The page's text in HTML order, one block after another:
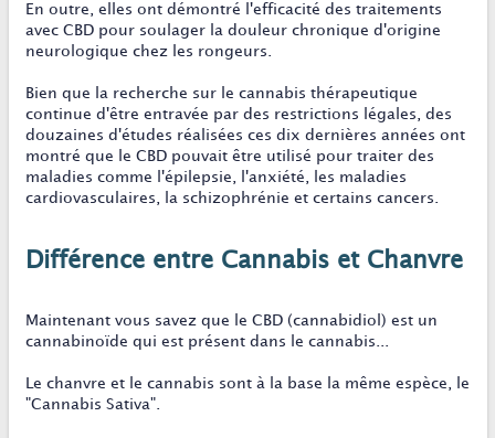
En outre, elles ont démontré l'efficacité des traitements
avec CBD pour soulager la douleur chronique d'origine
neurologique chez les rongeurs.
Bien que la recherche sur le cannabis thérapeutique
continue d'être entravée par des restrictions légales, des
douzaines d'études réalisées ces dix dernières années ont
montré que le CBD pouvait être utilisé pour traiter des
maladies comme l'épilepsie, l'anxiété, les maladies
cardiovasculaires, la schizophrénie et certains cancers.
Différence entre Cannabis et Chanvre
Maintenant vous savez que le CBD (cannabidiol) est un
cannabinoïde qui est présent dans le cannabis...
Le chanvre et le cannabis sont à la base la même espèce, le
"Cannabis Sativa".